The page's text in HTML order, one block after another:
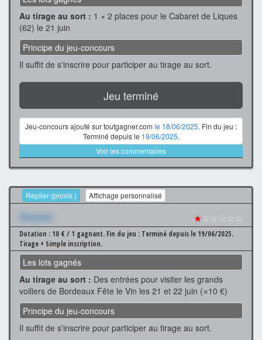
Au tirage au sort : 1 × 2 places pour le Cabaret de Liques
(62) le 21 juin
Principe du jeu-concours
Il suffit de s'inscrire pour participer au tirage au sort.
Jeu terminé
Jeu-concours ajouté sur toutgagner.com le 18/06/2025. Fin du jeu :
Terminé depuis le 19/06/2025.
Voir les commentaires
Replier (provis.) Affichage personnalisé
Xxxxxxx ★☆☆☆☆☆
Dotation : 10 € / 1 gagnant. Fin du jeu : Terminé depuis le 19/06/2025.
Tirage + Simple inscription.
Les lots gagnés
Au tirage au sort : Des entrées pour visiter les grands
voiliers de Bordeaux Fête le Vin les 21 et 22 juin (≈10 €)
Principe du jeu-concours
Il suffit de s'inscrire pour participer au tirage au sort.